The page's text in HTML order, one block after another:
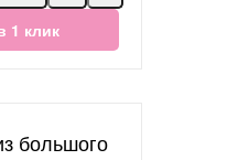
1 клик
большого